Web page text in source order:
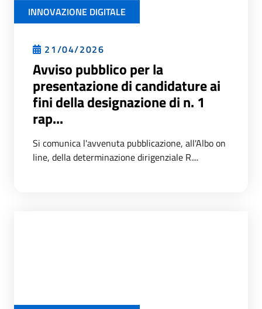
INNOVAZIONE DIGITALE
21/04/2026
Avviso pubblico per la
presentazione di candidature ai
fini della designazione di n. 1
rap...
Si comunica l'avvenuta pubblicazione, all'Albo on
line, della determinazione dirigenziale R....